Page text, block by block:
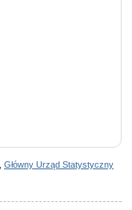
Główny Urząd Statystyczny